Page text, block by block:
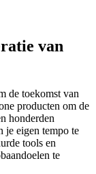
van
de toekomst van
producten om de
honderden
je eigen tempo te
tools en
te